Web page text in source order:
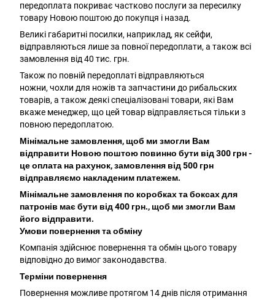
передоплата покриває частково послуги за пересилку
товару Новою поштою до покупця і назад.
Великі габаритні посилки, наприклад, як сейфи,
відправляються лише за повної передоплати, а також всі
замовлення від 40 тис. грн.
Також по повній передоплаті відправляються
ножни, чохли для ножів та запчастини до рибальских
товарів, а також деякі спеціалізовані товари, які Вам
вкаже менеджер, що цей товар відправляється тільки з
повною передоплатою.
Мінімальне замовлення, щоб ми змогли Вам
відправити Новою поштою повинно бути від 300 грн -
це оплата на рахунок, замовлення від 500 грн
відправляємо накладеним платежем.
Мінімальне замовлення по коробках та боксах для
патронів має бути від 400 грн., щоб ми змогли Вам
його відправити.
Умови повернення та обміну
Компанія здійснює повернення та обмін цього товару
відповідно до вимог законодавства.
Терміни повернення
Повернення можливе протягом 14 днів після отримання